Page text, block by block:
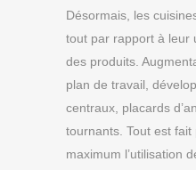
Désormais, les
tout par rapport à leur
des produits.
plan de travail,
centraux, placards
tournants. Tout est fait
maximum l’utilisation